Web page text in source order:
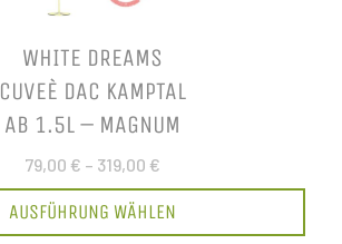
WHITE DREAMS
CUVEÈ DAC KAMPTAL
AB 1.5L – MAGNUM
79,00 € – 319,00 €
AUSFÜHRUNG WÄHLEN